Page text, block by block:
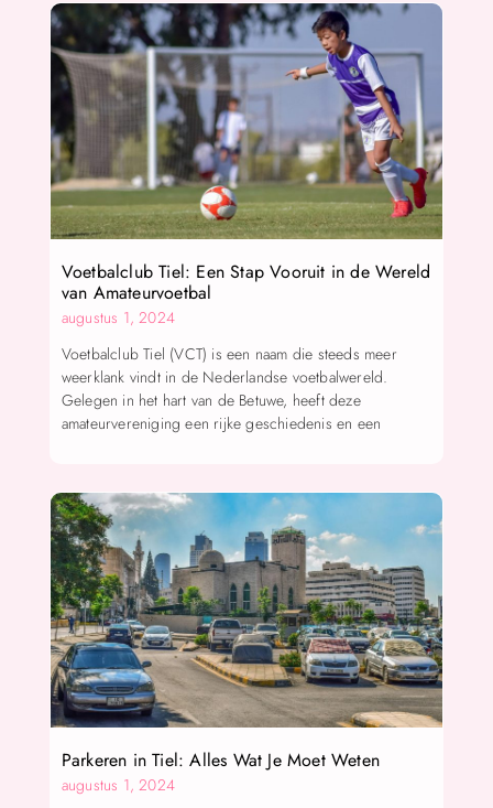
Voetbalclub Tiel: Een Stap Vooruit in de Wereld
van Amateurvoetbal
augustus 1, 2024
Voetbalclub Tiel (VCT) is een naam die steeds meer
weerklank vindt in de Nederlandse voetbalwereld.
Gelegen in het hart van de Betuwe, heeft deze
amateurvereniging een rijke geschiedenis en een
Parkeren in Tiel: Alles Wat Je Moet Weten
augustus 1, 2024